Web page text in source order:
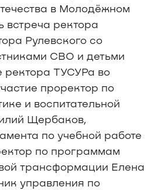
в Молодёжном
встреча ректора
Рулевского со
СВО и детьми
ректора ТУСУРа во
проректор по
и воспитательной
Щербаков,
по учебной работе
по программам
трансформации Елена
управления по